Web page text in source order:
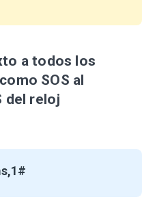
a todos los
SOS al
del reloj